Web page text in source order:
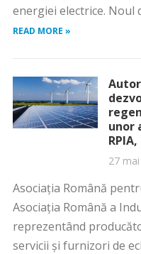
energiei electrice. Noul
READ MORE »
unor
RPIA,
27
Asociația Română
Asociația Română a
reprezentând
servicii și furnizori de